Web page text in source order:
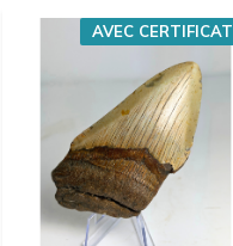
AVEC CERTIFICAT